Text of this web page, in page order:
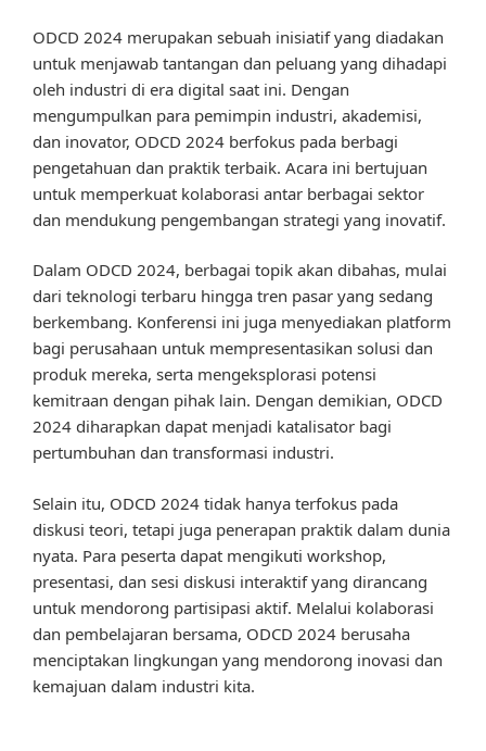
ODCD 2024 merupakan sebuah inisiatif yang diadakan
untuk menjawab tantangan dan peluang yang dihadapi
oleh industri di era digital saat ini. Dengan
mengumpulkan para pemimpin industri, akademisi,
dan inovator, ODCD 2024 berfokus pada berbagi
pengetahuan dan praktik terbaik. Acara ini bertujuan
untuk memperkuat kolaborasi antar berbagai sektor
dan mendukung pengembangan strategi yang inovatif.
Dalam ODCD 2024, berbagai topik akan dibahas, mulai
dari teknologi terbaru hingga tren pasar yang sedang
berkembang. Konferensi ini juga menyediakan platform
bagi perusahaan untuk mempresentasikan solusi dan
produk mereka, serta mengeksplorasi potensi
kemitraan dengan pihak lain. Dengan demikian, ODCD
2024 diharapkan dapat menjadi katalisator bagi
pertumbuhan dan transformasi industri.
Selain itu, ODCD 2024 tidak hanya terfokus pada
diskusi teori, tetapi juga penerapan praktik dalam dunia
nyata. Para peserta dapat mengikuti workshop,
presentasi, dan sesi diskusi interaktif yang dirancang
untuk mendorong partisipasi aktif. Melalui kolaborasi
dan pembelajaran bersama, ODCD 2024 berusaha
menciptakan lingkungan yang mendorong inovasi dan
kemajuan dalam industri kita.